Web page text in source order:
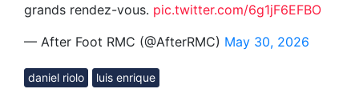
grands rendez-vous. pic.twitter.com/6g1jF6EFBO
— After Foot RMC (@AfterRMC) May 30, 2026
daniel riolo luis enrique